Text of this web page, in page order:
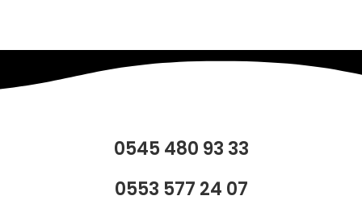
0545 480 93 33
0553 577 24 07